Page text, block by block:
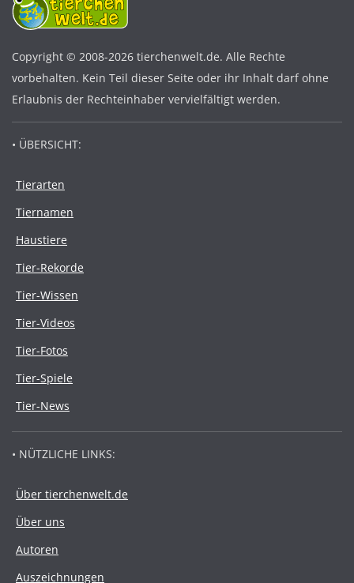
Copyright © 2008-2026 tierchenwelt.de. Alle Rechte
vorbehalten. Kein Teil dieser Seite oder ihr Inhalt darf ohne
Erlaubnis der Rechteinhaber vervielfältigt werden.
• ÜBERSICHT:
Tierarten
Tiernamen
Haustiere
Tier-Rekorde
Tier-Wissen
Tier-Videos
Tier-Fotos
Tier-Spiele
Tier-News
• NÜTZLICHE LINKS:
Über tierchenwelt.de
Über uns
Autoren
Auszeichnungen